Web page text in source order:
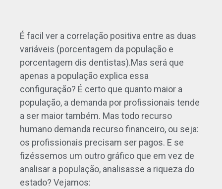
É facil ver a correlação positiva entre as duas
variáveis (porcentagem da população e
porcentagem dis dentistas).Mas será que
apenas a população explica essa
configuração? É certo que quanto maior a
população, a demanda por profissionais tende
a ser maior também. Mas todo recurso
humano demanda recurso financeiro, ou seja:
os profissionais precisam ser pagos. E se
fizéssemos um outro gráfico que em vez de
analisar a população, analisasse a riqueza do
estado? Vejamos: